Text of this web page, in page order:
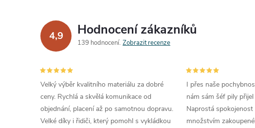
4,9 Hodnocení zákazníků
139 hodnocení Zobrazit recenze
Velký výběr kvalitního materiálu za dobré
ceny. Rychlá a skvělá komunikace od
objednání, placení až po samotnou dopravu.
Velké díky i řidiči, který pomohl s vykládkou
I přes naše
nám sám šéf pily
Naprostá
množstvím